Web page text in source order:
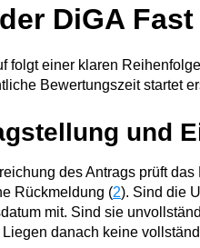
DiGA
folgt einer klaren
Bewertungszeit startet
und
des Antrags prüft
Rückmeldung (2). Sind die
mit. Sind sie
Liegen danach keine